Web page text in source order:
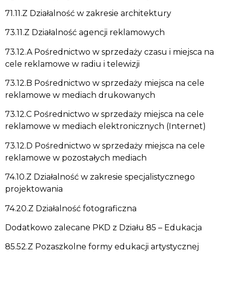
71.11.Z Działalność w zakresie architektury
73.11.Z Działalność agencji reklamowych
73.12.A Pośrednictwo w sprzedaży czasu i miejsca na
cele reklamowe w radiu i telewizji
73.12.B Pośrednictwo w sprzedaży miejsca na cele
reklamowe w mediach drukowanych
73.12.C Pośrednictwo w sprzedaży miejsca na cele
reklamowe w mediach elektronicznych (Internet)
73.12.D Pośrednictwo w sprzedaży miejsca na cele
reklamowe w pozostałych mediach
74.10.Z Działalność w zakresie specjalistycznego
projektowania
74.20.Z Działalność fotograficzna
Dodatkowo zalecane PKD z Działu 85 – Edukacja
85.52.Z Pozaszkolne formy edukacji artystycznej